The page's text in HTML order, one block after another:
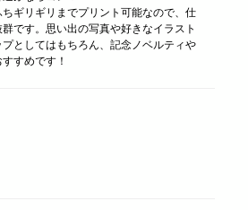
ギリギリまでプリント可能なので、仕
です。思い出の写真や好きなイラスト
としてはもちろん、記念ノベルティや
すめです！